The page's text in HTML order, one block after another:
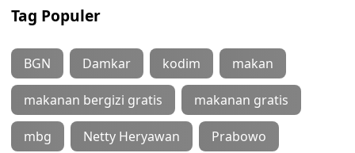
Tag Populer
BGN Damkar kodim makan
makanan bergizi gratis makanan gratis
mbg Netty Heryawan Prabowo